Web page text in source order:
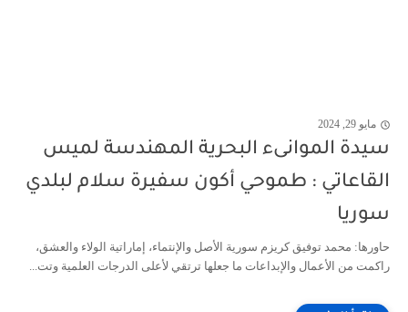
مايو 29, 2024
سيدة الموانىء البحرية المهندسة لميس
القاعاتي : طموحي أكون سفيرة سلام لبلدي
سوريا
حاورها: محمد توفيق كريزم سورية الأصل والإنتماء، إماراتية الولاء والعشق،
راكمت من الأعمال والإبداعات ما جعلها ترتقي لأعلى الدرجات العلمية وتت...